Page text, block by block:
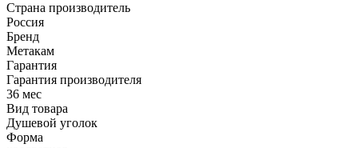
Страна производитель
Россия
Бренд
Метакам
Гарантия
Гарантия производителя
36 мес
Вид товара
Душевой уголок
Форма